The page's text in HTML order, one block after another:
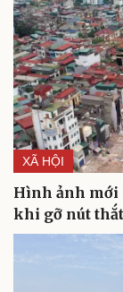
XÃ HỘI
Hình ảnh mới
khi gỡ nút